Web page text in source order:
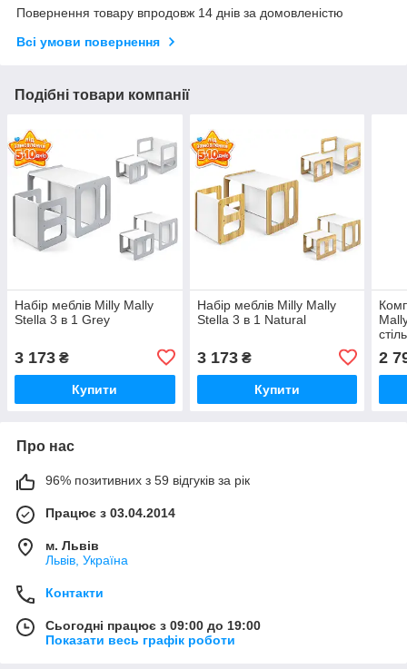
Повернення товару впродовж 14 днів за домовленістю
Всі умови повернення
Подібні товари компанії
Набір меблів Milly Mally
Stella 3 в 1 Grey
3 173 ₴
Купити
Набір меблів Milly Mally
Stella 3 в 1 Natural
3 173₴
Купити
2
Про нас
96% позитивних з 59 відгуків за рік
Працює з 03.04.2014
м. Львів
Львів, Україна
Контакти
Сьогодні працює з 09:00 до 19:00
Показати весь графік роботи